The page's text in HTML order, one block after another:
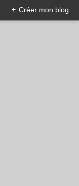
+ Créer mon blog